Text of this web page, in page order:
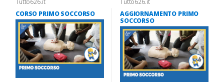
Tutto626.it
CORSO PRIMO SOCCORSO
Tutto626.it
AGGIORNAMENTO PRIMO
SOCCORSO